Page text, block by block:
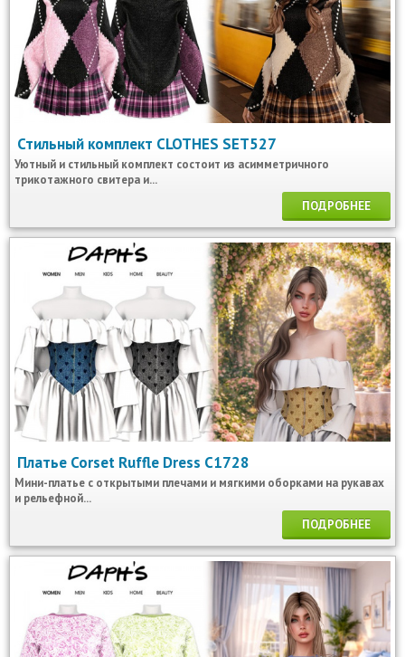
Стильный комплект CLOTHES SET527
Уютный и стильный комплект состоит из асимметричного
трикотажного свитера и...
ПОДРОБНЕЕ
Платье Corset Ruffle Dress C1728
Мини-платье с открытыми плечами и мягкими оборками на рукавах
и рельефной...
ПОДРОБНЕЕ